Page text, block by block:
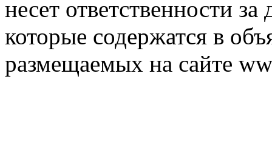
несет ответственности
которые содержатся в
размещаемых на сайте